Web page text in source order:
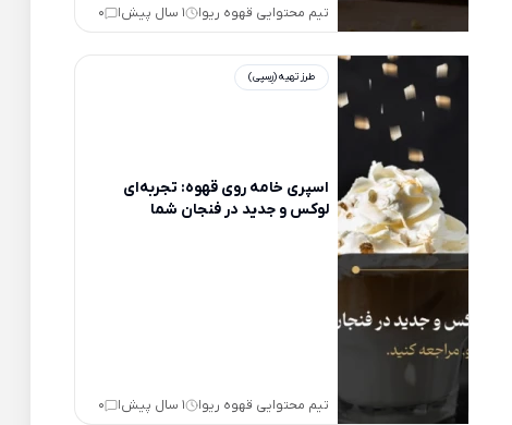
تیم محتوایی قهوه ریو | 1 سال پیش |
0
طرز تهیه (رِسِپی)
اسپری خامه روی قهوه: تجربه‌ای
لوکس و جدید در فنجان شما
تیم محتوایی قهوه ریو | 1 سال پیش |
0